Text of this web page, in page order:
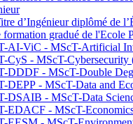
d’Ingénieur diplômé de
formation gradué de l'Ecole
AI-ViC - MScT-Artificial
CyS - MScT-Cybersecurity
DDDF - MScT-Double
DEPP - MScT-Data and
DSAIB - MScT-Data
EDACF - MScT-